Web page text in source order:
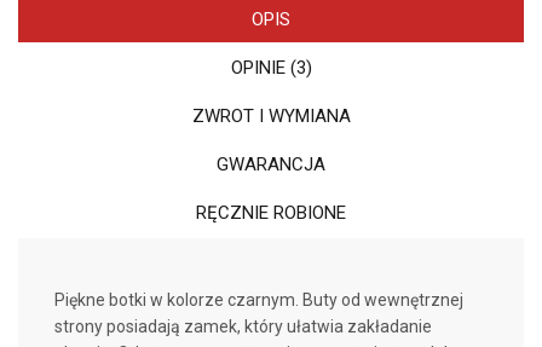
OPIS
OPINIE (3)
ZWROT I WYMIANA
GWARANCJA
RĘCZNIE ROBIONE
Piękne botki w kolorze czarnym. Buty od wewnętrznej
strony posiadają zamek, który ułatwia zakładanie